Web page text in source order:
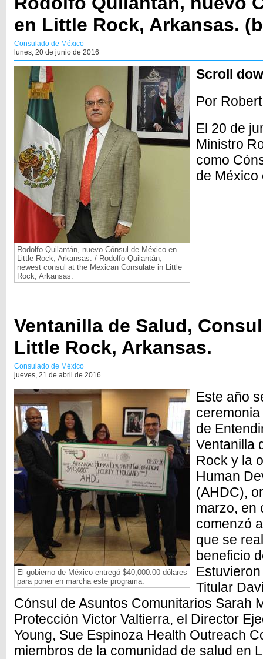
en Little Rock, Arkansas.
Consulado de México
lunes, 20 de junio de 2016
Rodolfo Quilantán, nuevo Cónsul de México en
Little Rock, Arkansas. / Rodolfo Quilantán,
newest consul at the Mexican Consulate in Little
Rock, Arkansas.
Scroll
Por
El 20 de
Ministro
como
de México
Ventanilla de Salud,
Little Rock, Arkansas.
Consulado de México
jueves, 21 de abril de 2016
El gobierno de México entregó $40,000.00 dólares
para poner en marcha este programa.
Este año
de
Ventanilla
Rock y la
Human
(AHDC),
marzo, en
comenzó
que se
beneficio
Titular
Cónsul de Asuntos Comunitarios Sarah
Protección Victor Valtierra, el Director
Young, Sue Espinoza Health Outreach
miembros de la comunidad de salud en